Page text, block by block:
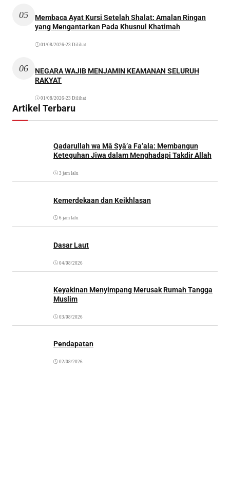
05
Membaca Ayat Kursi Setelah Shalat: Amalan Ringan
yang Mengantarkan Pada Khusnul Khatimah
01/08/2026•23 Dilihat
06
NEGARA WAJIB MENJAMIN KEAMANAN SELURUH
RAKYAT
01/08/2026•23 Dilihat
Artikel Terbaru
Qadarullah wa Mā Syā’a Fa’ala: Membangun
Keteguhan Jiwa dalam Menghadapi Takdir Allah
3 jam lalu
Kemerdekaan dan Keikhlasan
6 jam lalu
Dasar Laut
04/08/2026
Keyakinan Menyimpang Merusak Rumah Tangga
Muslim
03/08/2026
Pendapatan
02/08/2026